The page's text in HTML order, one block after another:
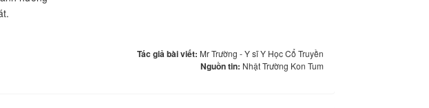
Tác giả bài viết: Mr Trường - Y sĩ Y Học Cổ Truyền
Nguồn tin: Nhật Trường Kon Tum